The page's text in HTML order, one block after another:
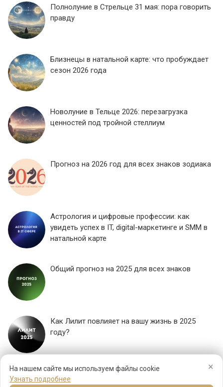
×
На нашем сайте мы используем файлы cookie
Узнать подробнее
Полнолуние в Стрельце 31 мая: пора говорить
правду
Близнецы в натальной карте: что пробуждает
сезон 2026 года
Новолуние в Тельце 2026: перезагрузка
ценностей под тройной стеллиум
Прогноз на 2026 год для всех знаков зодиака
Астрология и цифровые профессии: как
увидеть успех в IT, digital-маркетинге и SMM в
натальной карте
Общий прогноз на 2025 для всех знаков
Как Лилит повлияет на вашу жизнь в 2025
году?
ЕЩЕ...